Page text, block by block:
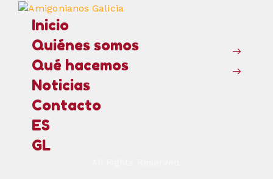
Inicio
Quiénes somos
Qué hacemos
Noticias
Contacto
ES
GL